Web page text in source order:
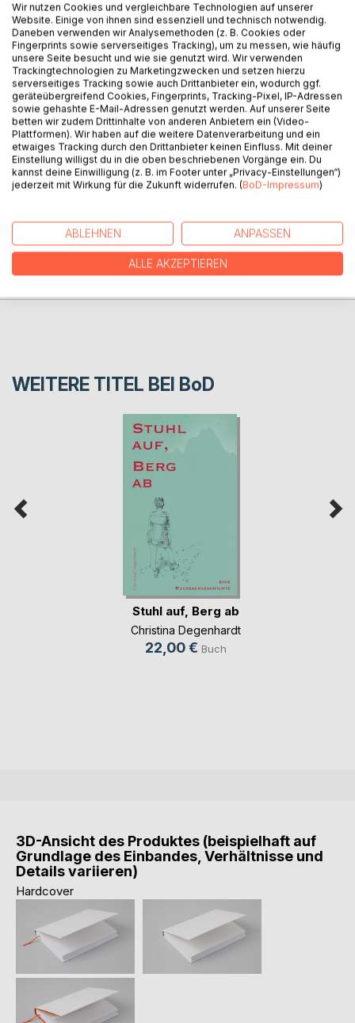
Nur knapp hat Nina Silvester überlebt. Der Schock sitzt tief
und die Lügen häufen sich - doch Nina tut alles, um ihre
Freunde zu schützen. Sie muss herausfinden, was ihre
Großmutter vor so vielen Jahren getan hat, denn nur so
kann sie diesen Wahnsinn beenden. Selbst wenn sie dafür
die Beziehung zu Tjarko riskiert. Doch als eine Freundin
lebensbedrohlich verletzt wird, weiß Nina, was zu tun ist:
Kämpfen. Aber es geht schon lange nicht mehr nur um
Nina. Die Welten sind in Aufruhr.
AUTOR/IN
PRESSESTIMMEN
REZENSIONEN
WEITERE TITEL BEI BoD
Stuhl auf, Berg ab
Christina Degenhardt
22,00 € Buch
3D-Ansicht des Produktes (beispielhaft auf
Grundlage des Einbandes, Verhältnisse und
Details variieren)
Hardcover
Wir nutzen Cookies und vergleichbare Technologien auf unserer
Website. Einige von ihnen sind essenziell und technisch notwendig.
Daneben verwenden wir Analysemethoden (z. B. Cookies oder
Fingerprints sowie serverseitiges Tracking), um zu messen, wie häufig
unsere Seite besucht und wie sie genutzt wird. Wir verwenden
Trackingtechnologien zu Marketingzwecken und setzen hierzu
serverseitiges Tracking sowie auch Drittanbieter ein, wodurch ggf.
geräteübergreifend Cookies, Fingerprints, Tracking-Pixel, IP-Adressen
sowie gehashte E-Mail-Adressen genutzt werden. Auf unserer Seite
betten wir zudem Drittinhalte von anderen Anbietern ein (Video-
Plattformen). Wir haben auf die weitere Datenverarbeitung und ein
etwaiges Tracking durch den Drittanbieter keinen Einfluss. Mit deiner
Einstellung willigst du in die oben beschriebenen Vorgänge ein. Du
kannst deine Einwilligung (z. B. im Footer unter „Privacy-Einstellungen“)
jederzeit mit Wirkung für die Zukunft widerrufen. (BoD-Impressum)
ABLEHNEN ANPASSEN
ALLE AKZEPTIEREN